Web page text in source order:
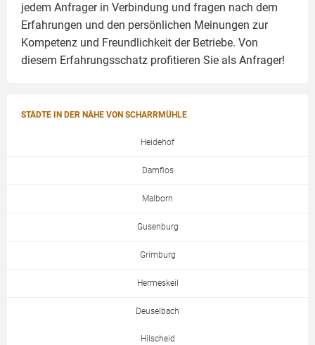
jedem Anfrager in Verbindung und fragen nach dem
Erfahrungen und den persönlichen Meinungen zur
Kompetenz und Freundlichkeit der Betriebe. Von
diesem Erfahrungsschatz profitieren Sie als Anfrager!
STÄDTE IN DER NÄHE VON SCHARRMÜHLE
Heidehof
Damflos
Malborn
Gusenburg
Grimburg
Hermeskeil
Deuselbach
Hilscheid